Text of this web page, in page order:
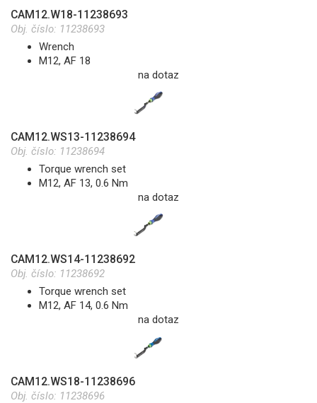
CAM12.W18-11238693
Obj. číslo: 11238693
Wrench
M12, AF 18
na dotaz
CAM12.WS13-11238694
Obj. číslo: 11238694
Torque wrench set
M12, AF 13, 0.6 Nm
na dotaz
CAM12.WS14-11238692
Obj. číslo: 11238692
Torque wrench set
M12, AF 14, 0.6 Nm
na dotaz
CAM12.WS18-11238696
Obj. číslo: 11238696